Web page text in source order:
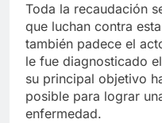
Toda la recaudación
que luchan contra
también padece el
le fue diagnosticado
su principal objetivo
posible para lograr
enfermedad.